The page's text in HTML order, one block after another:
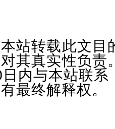
站转载此文
其真实性负
内与本站联
最终解释权。